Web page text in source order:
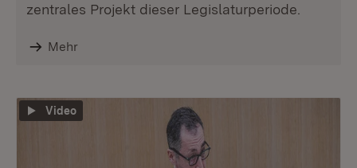
zentrales Projekt dieser Legislaturperiode.
Mehr
Video